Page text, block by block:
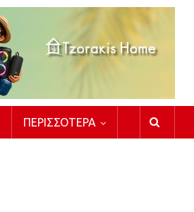
ΠΕΡΙΣΣΌΤΕΡΑ